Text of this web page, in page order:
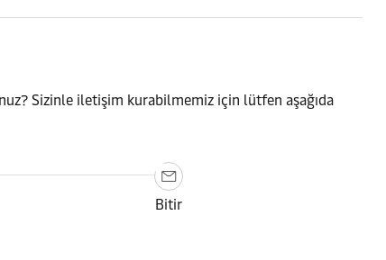
Sizinle iletişim kurabilmemiz için lütfen aşağıda
Bitir